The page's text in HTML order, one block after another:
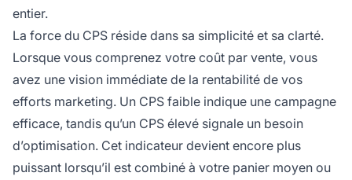
entier.
La force du CPS réside dans sa simplicité et sa clarté.
Lorsque vous comprenez votre coût par vente, vous
avez une vision immédiate de la rentabilité de vos
efforts marketing. Un CPS faible indique une campagne
efficace, tandis qu’un CPS élevé signale un besoin
d’optimisation. Cet indicateur devient encore plus
puissant lorsqu’il est combiné à votre panier moyen ou